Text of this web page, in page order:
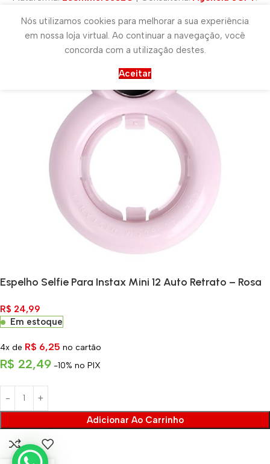
Nós utilizamos cookies para melhorar a sua experiência
em nossa loja virtual. Ao continuar a navegação, você
concorda com a utilização destes.
Aceitar
Espelho Selfie Para Instax Mini 12 Auto Retrato – Rosa
R$ 24,99
Em estoque
4x de R$ 6,25 no cartão
R$ 22,49 -10% no PIX
Adicionar Ao Carrinho